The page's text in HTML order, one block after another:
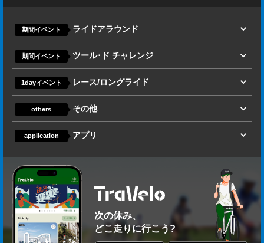
期間イベント ライドアラウンド
期間イベント ツール･ド チャレンジ
1dayイベント レース/ロングライド
others その他
application アプリ
次の休み、
どこ走りに行こう?